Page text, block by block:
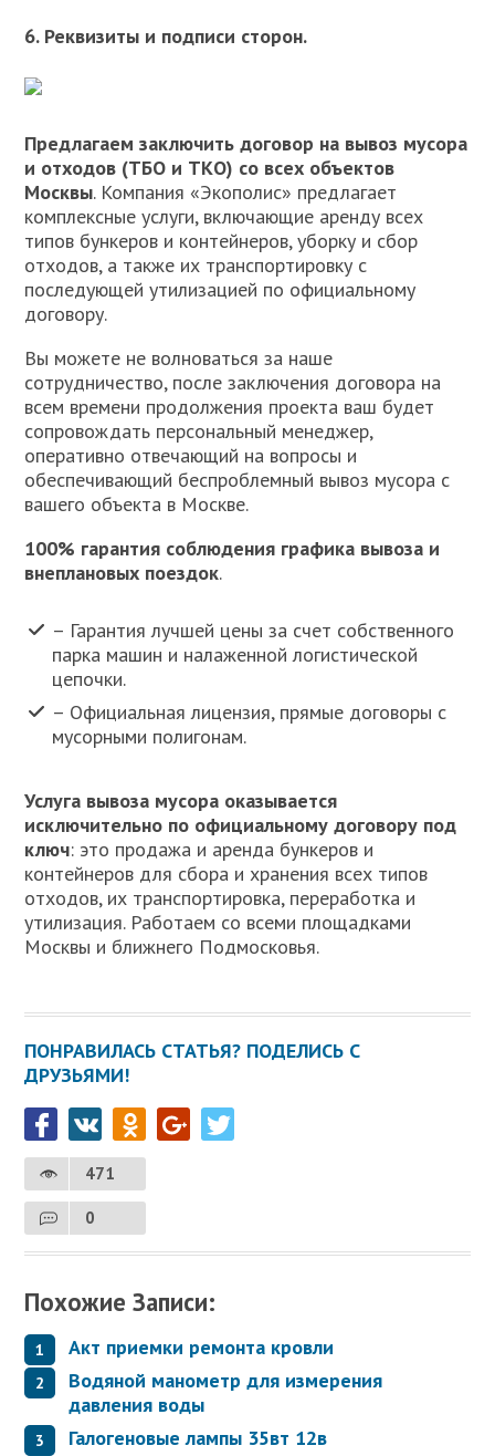
6. Реквизиты и подписи сторон.
Предлагаем заключить договор на вывоз мусора
и отходов (ТБО и ТКО) со всех объектов
Москвы. Компания «Экополис» предлагает
комплексные услуги, включающие аренду всех
типов бункеров и контейнеров, уборку и сбор
отходов, а также их транспортировку с
последующей утилизацией по официальному
договору.
Вы можете не волноваться за наше
сотрудничество, после заключения договора на
всем времени продолжения проекта ваш будет
сопровождать персональный менеджер,
оперативно отвечающий на вопросы и
обеспечивающий беспроблемный вывоз мусора с
вашего объекта в Москве.
100% гарантия соблюдения графика вывоза и
внеплановых поездок.
– Гарантия лучшей цены за счет собственного
парка машин и налаженной логистической
цепочки.
– Официальная лицензия, прямые договоры с
мусорными полигонам.
Услуга вывоза мусора оказывается
исключительно по официальному договору под
ключ: это продажа и аренда бункеров и
контейнеров для сбора и хранения всех типов
отходов, их транспортировка, переработка и
утилизация. Работаем со всеми площадками
Москвы и ближнего Подмосковья.
ПОНРАВИЛАСЬ СТАТЬЯ? ПОДЕЛИСЬ С
ДРУЗЬЯМИ!
471
0
Похожие Записи:
Акт приемки ремонта кровли
Водяной манометр для измерения
давления воды
Галогеновые лампы 35вт 12в